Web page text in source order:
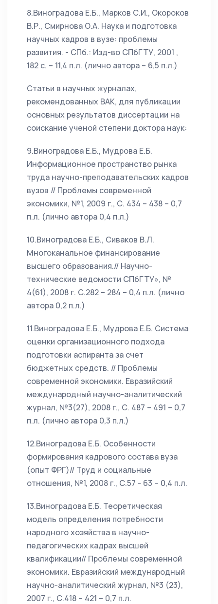
8.Виноградова Е.Б., Марков С.И., Окороков
В.Р., Смирнова О.А. Наука и подготовка
научных кадров в вузе: проблемы
развития. - СПб.: Изд-во СПбГТУ, 2001 ,
182 с. – 11,4 п.л. (лично автора – 6,5 п.л.)
Статьи в научных журналах,
рекомендованных ВАК, для публикации
основных результатов диссертации на
соискание ученой степени доктора наук:
9.Виноградова Е.Б., Мудрова Е.Б.
Информационное пространство рынка
труда научно-преподавательских кадров
вузов // Проблемы современной
экономики, №1, 2009 г., С. 434 – 438 – 0,7
п.л. (лично автора 0,4 п.л.)
10.Виноградова Е.Б., Сиваков В.Л.
Многоканальное финансирование
высшего образования.// Научно-
технические ведомости СПбГТУ», №
4(61), 2008 г. С.282 – 284 – 0,4 п.л. (лично
автора 0,2 п.л.)
11.Виноградова Е.Б., Мудрова Е.Б. Система
оценки организационного подхода
подготовки аспиранта за счет
бюджетных средств. // Проблемы
современной экономики. Евразийский
международный научно-аналитический
журнал, №3(27), 2008 г., С. 487 – 491 – 0,7
п.л. (лично автора 0,3 п.л.)
12.Виноградова Е.Б. Особенности
формирования кадрового состава вуза
(опыт ФРГ)// Труд и социальные
отношения, №1, 2008 г., С.57 - 63 – 0,4 п.л.
13.Виноградова Е.Б. Теоретическая
модель определения потребности
народного хозяйства в научно-
педагогических кадрах высшей
квалификации// Проблемы современной
экономики. Евразийский международный
научно-аналитический журнал, №3 (23),
2007 г., С.418 – 421 – 0,7 п.л.